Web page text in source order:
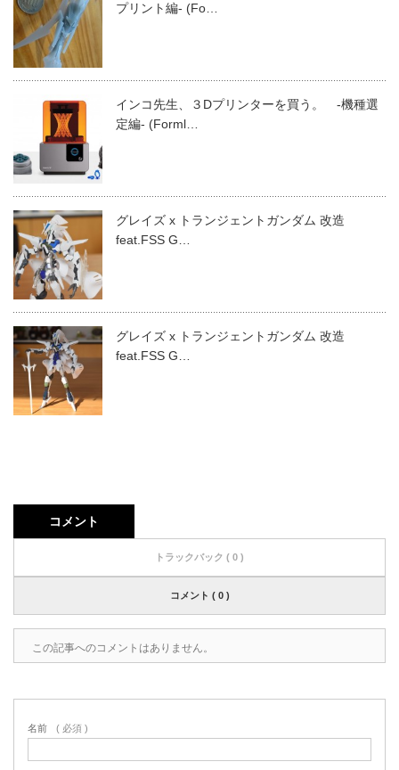
プリント編- (Fo…
インコ先生、３Dプリンターを買う。 -機種選
定編- (Forml…
グレイズ x トランジェントガンダム 改造
feat.FSS G…
グレイズ x トランジェントガンダム 改造
feat.FSS G…
コメント
トラックバック ( 0 )
コメント ( 0 )
この記事へのコメントはありません。
名前 ( 必須 )